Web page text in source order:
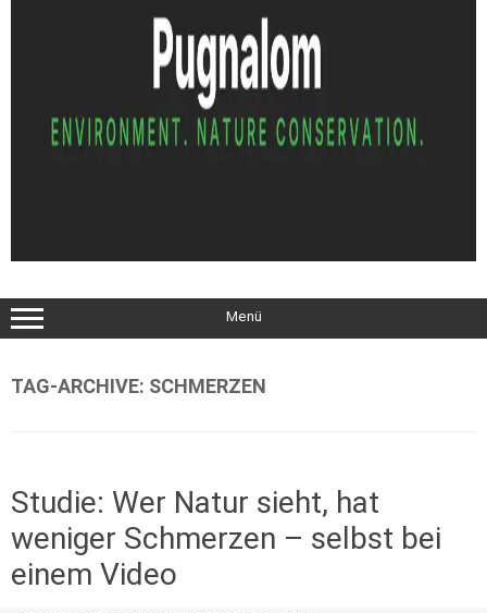
Menü
TAG-ARCHIVE: SCHMERZEN
Studie: Wer Natur sieht, hat
weniger Schmerzen – selbst bei
einem Video